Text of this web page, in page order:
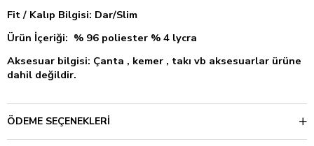
Fit / Kalıp Bilgisi: Dar/Slim
Ürün İçeriği: % 96 poliester % 4 lycra
Aksesuar bilgisi: Çanta , kemer , takı vb aksesuarlar ürüne
dahil değildir.
ÖDEME SEÇENEKLERI